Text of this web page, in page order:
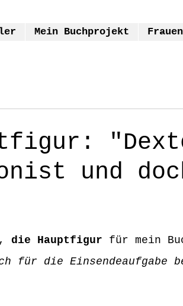
Mein Buchprojekt
und
, die Hauptfigur für mein
für die Einsendeaufgabe